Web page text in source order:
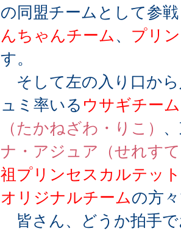
の同盟チームとして参
んちゃんチーム、 プリ
す。
そして左の入り口か
ュミ率いる ウサギチーム
（たかねざわ・りこ）
ナ・アジュア（せれす
祖プリンセスカルテッ
オリジナルチームの方
皆さん、どうか拍手